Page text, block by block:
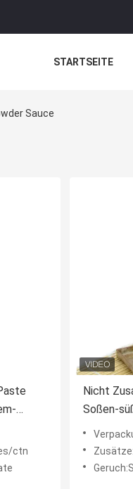
STARTSEITE
Sauce
ctn
Nicht
Soßen-